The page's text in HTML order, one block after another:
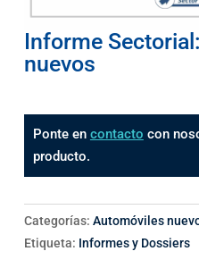
Informe
nuevos
Ponte en contacto con
producto.
Categorías: Automóviles
Etiqueta: Informes y Dossiers